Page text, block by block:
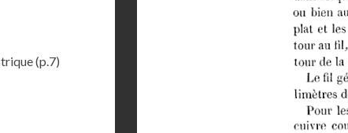
(p.7)